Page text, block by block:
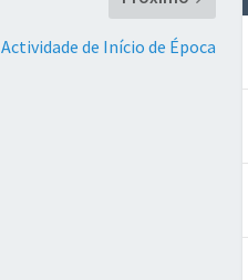
Actividade de Início de Época